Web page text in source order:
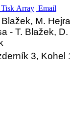
Array Email
M.
- T. Blažek,
3, Kohel